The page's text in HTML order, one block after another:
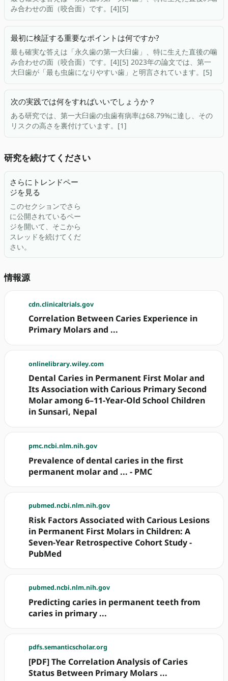
み合わせの面（咬合面）です。[4][5]
最初に検証する重要なポイントは何ですか?
最も確実な答えは「永久歯の第一大臼歯」、特に生えた直後の噛
み合わせの面（咬合面）です。[4][5] 2023年の論文では、第一
大臼歯が「最も虫歯になりやすい歯」と明言されています。[5]
次の実践では何をすればいいでしょうか？
ある研究では、第一大臼歯の虫歯有病率は68.79%に達し、その
リスクの高さを裏付けています。[1]
研究を続けてください
さらにトレンドペー
ジを見る
このセクションでさら
に公開されているペー
ジを開いて、そこから
スレッドを続けてくだ
さい。
情報源
cdn.clinicaltrials.gov
Correlation Between Caries Experience in
Primary Molars and ...
onlinelibrary.wiley.com
Dental Caries in Permanent First Molar and
Its Association with Carious Primary Second
Molar among 6–11-Year-Old School Children
in Sunsari, Nepal
pmc.ncbi.nlm.nih.gov
Prevalence of dental caries in the first
permanent molar and ... - PMC
pubmed.ncbi.nlm.nih.gov
Risk Factors Associated with Carious Lesions
in Permanent First Molars in Children: A
Seven-Year Retrospective Cohort Study -
PubMed
pubmed.ncbi.nlm.nih.gov
Predicting caries in permanent teeth from
caries in primary ...
pdfs.semanticscholar.org
[PDF] The Correlation Analysis of Caries
Status Between Primary Molars ...